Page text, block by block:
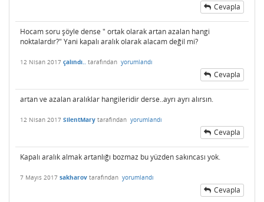
Cevapla
Hocam soru şöyle dense " ortak olarak artan azalan hangi
noktalardır?" Yani kapalı aralık olarak alacam değil mi?
12 Nisan 2017 çalındı.. tarafından yorumlandı
Cevapla
artan ve azalan aralıklar hangileridir derse..ayrı ayrı alırsın.
12 Nisan 2017 SilentMary tarafından yorumlandı
Cevapla
Kapalı aralık almak artanlığı bozmaz bu yüzden sakıncası yok.
7 Mayıs 2017 sakharov tarafından yorumlandı
Cevapla